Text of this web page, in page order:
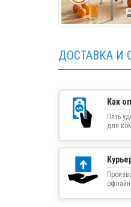
ДОСТАВКА И
Как
Пять
для